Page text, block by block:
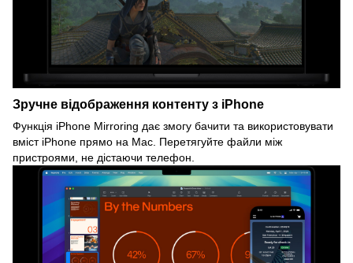
Зручне відображення контенту з iPhone
Функція iPhone Mirroring дає змогу бачити та використовувати
вміст iPhone прямо на Mac. Перетягуйте файли між
пристроями, не дістаючи телефон.